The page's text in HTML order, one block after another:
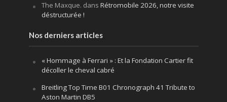
The Maxque. dans Rétromobile 2026, notre visite
déstructurée !
Nos derniers articles
« Hommage à Ferrari » : Et la Fondation Cartier fit
décoller le cheval cabré
Breitling Top Time B01 Chronograph 41 Tribute to
Aston Martin DB5